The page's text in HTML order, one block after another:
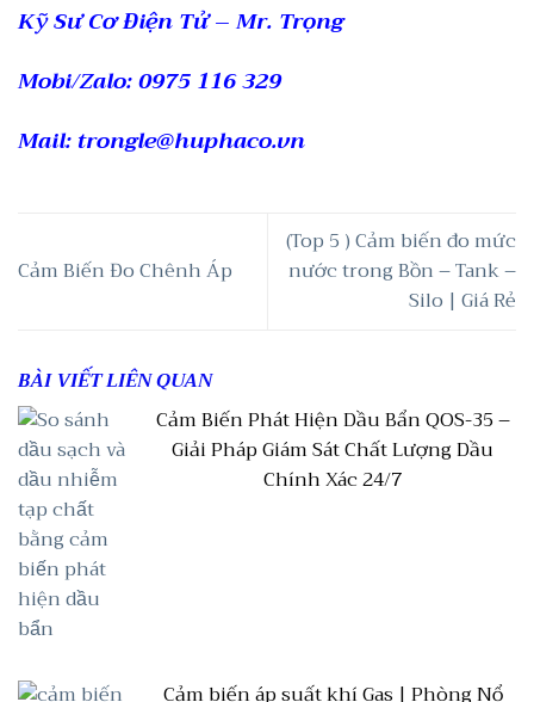
Kỹ Sư Cơ Điện Tử – Mr. Trọng
Mobi/Zalo: 0975 116 329
Mail: trongle@huphaco.vn
Cảm Biến Đo Chênh Áp
(Top 5 ) Cảm biến đo mức
nước trong Bồn – Tank –
Silo | Giá Rẻ
BÀI VIẾT LIÊN QUAN
Cảm Biến Phát Hiện Dầu Bẩn QOS-35 –
Giải Pháp Giám Sát Chất Lượng Dầu
Chính Xác 24/7
Cảm biến áp suất khí Gas | Phòng Nổ